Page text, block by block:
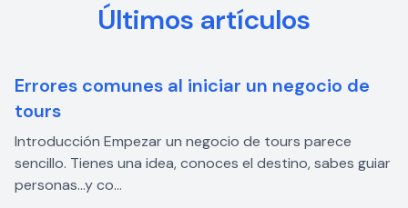
Últimos artículos
Errores comunes al iniciar un negocio de
tours
Introducción Empezar un negocio de tours parece
sencillo. Tienes una idea, conoces el destino, sabes guiar
personas…y co...